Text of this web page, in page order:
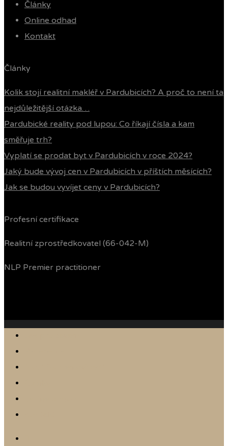
Články
Online odhad
Kontakt
Články
Kolik stojí realitní makléř v Pardubicích? A proč to není ta
nejdůležitější otázka…
Pardubické reality pod lupou: Co říkají čísla a kam
směřuje trh?
Vyplatí se prodat byt v Pardubicích v roce 2024?
Jaký bude vývoj cen v Pardubicích v příštích měsících?
Jak se budou vyvíjet ceny v Pardubicích?
Profesní certifikace
Realitní zprostředkovatel (66-042-M)
NLP Premier practitioner